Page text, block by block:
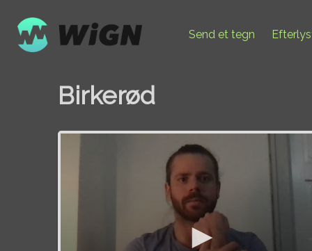
Send et tegn
Birkerød